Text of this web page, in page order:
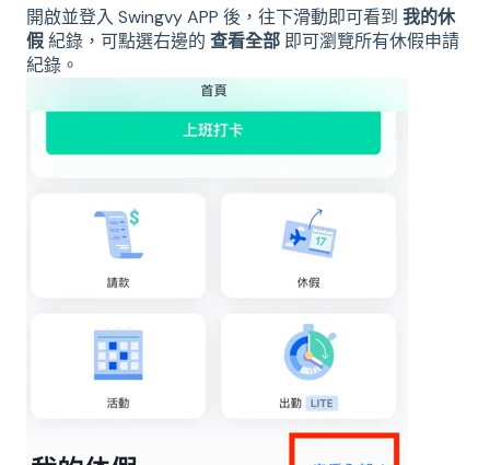
開啟並登入 Swingvy APP 後，往下滑動即可看到 我的休
假紀錄，可點選右邊的 查看全部 即可瀏覽所有休假申請
紀錄。